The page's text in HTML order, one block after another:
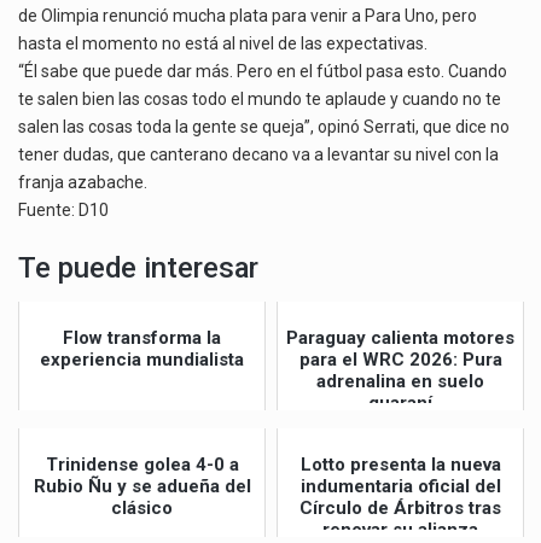
de Olimpia renunció mucha plata para venir a Para Uno, pero
hasta el momento no está al nivel de las expectativas.
“Él sabe que puede dar más. Pero en el fútbol pasa esto. Cuando
te salen bien las cosas todo el mundo te aplaude y cuando no te
salen las cosas toda la gente se queja”, opinó Serrati, que dice no
tener dudas, que canterano decano va a levantar su nivel con la
franja azabache.
Fuente: D10
Te puede interesar
Flow transforma la
experiencia mundialista
Paraguay calienta motores
para el WRC 2026: Pura
adrenalina en suelo
guaraní
Trinidense golea 4-0 a
Rubio Ñu y se adueña del
clásico
Lotto presenta la nueva
indumentaria oficial del
Círculo de Árbitros tras
renovar su alianza